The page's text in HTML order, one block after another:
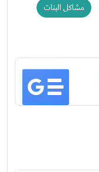
مشاكل البنات